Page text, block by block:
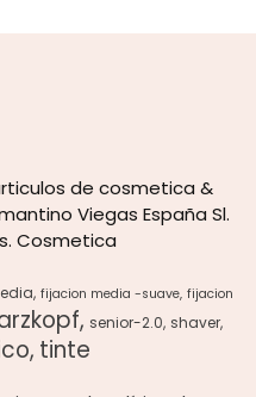
de cosmetica &
Viegas España Sl.
Cosmetica
fijacion media -suave fijacion
senior-2.0 shaver
tinte